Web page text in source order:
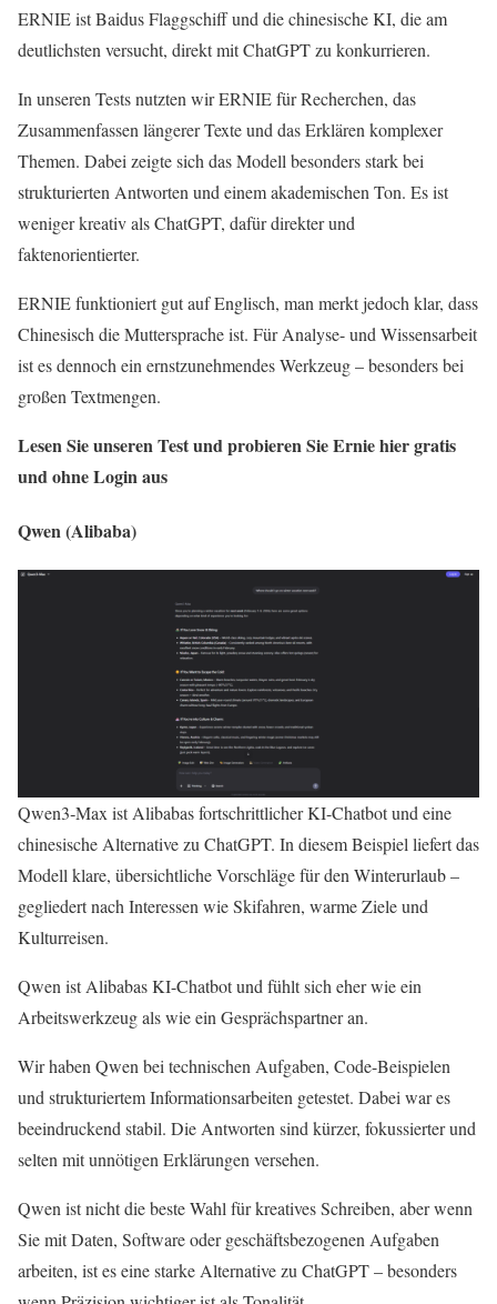
ERNIE ist Baidus Flaggschiff und die chinesische KI, die am
deutlichsten versucht, direkt mit ChatGPT zu konkurrieren.
In unseren Tests nutzten wir ERNIE für Recherchen, das
Zusammenfassen längerer Texte und das Erklären komplexer
Themen. Dabei zeigte sich das Modell besonders stark bei
strukturierten Antworten und einem akademischen Ton. Es ist
weniger kreativ als ChatGPT, dafür direkter und
faktenorientierter.
ERNIE funktioniert gut auf Englisch, man merkt jedoch klar, dass
Chinesisch die Muttersprache ist. Für Analyse- und Wissensarbeit
ist es dennoch ein ernstzunehmendes Werkzeug – besonders bei
großen Textmengen.
Lesen Sie unseren Test und probieren Sie Ernie hier gratis
und ohne Login aus
Qwen (Alibaba)
Qwen3‑Max ist Alibabas fortschrittlicher KI-Chatbot und eine
chinesische Alternative zu ChatGPT. In diesem Beispiel liefert das
Modell klare, übersichtliche Vorschläge für den Winterurlaub –
gegliedert nach Interessen wie Skifahren, warme Ziele und
Kulturreisen.
Qwen ist Alibabas KI-Chatbot und fühlt sich eher wie ein
Arbeitswerkzeug als wie ein Gesprächspartner an.
Wir haben Qwen bei technischen Aufgaben, Code-Beispielen
und strukturiertem Informations­arbeiten getestet. Dabei war es
beeindruckend stabil. Die Antworten sind kürzer, fokussierter und
selten mit unnötigen Erklärungen versehen.
Qwen ist nicht die beste Wahl für kreatives Schreiben, aber wenn
Sie mit Daten, Software oder geschäftsbezogenen Aufgaben
arbeiten, ist es eine starke Alternative zu ChatGPT – besonders